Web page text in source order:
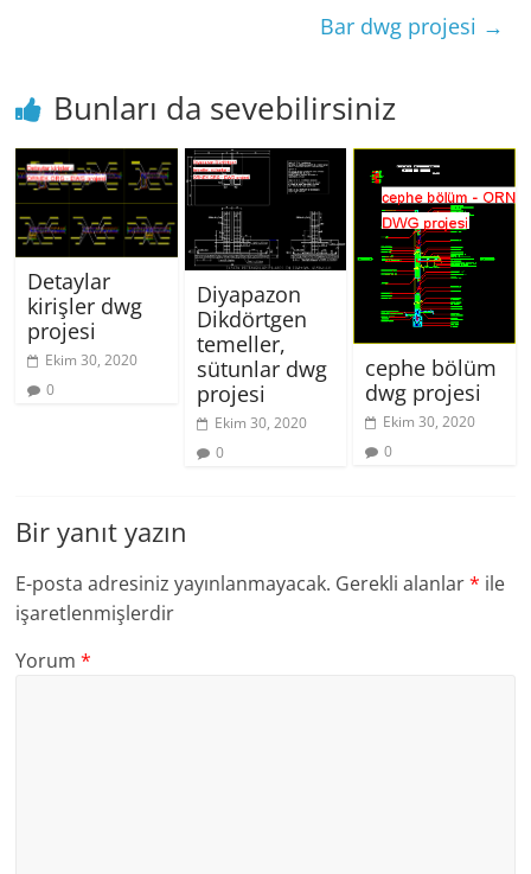
Bar dwg projesi →
Bunları da sevebilirsiniz
Detaylar
kirişler dwg
projesi
Ekim 30, 2020
0
Diyapazon
Dikdörtgen
temeller,
sütunlar dwg
projesi
Ekim 30, 2020
0
cephe bölüm
dwg projesi
Ekim 30, 2020
0
Bir yanıt yazın
E-posta adresiniz yayınlanmayacak. Gerekli alanlar* ile
işaretlenmişlerdir
Yorum*